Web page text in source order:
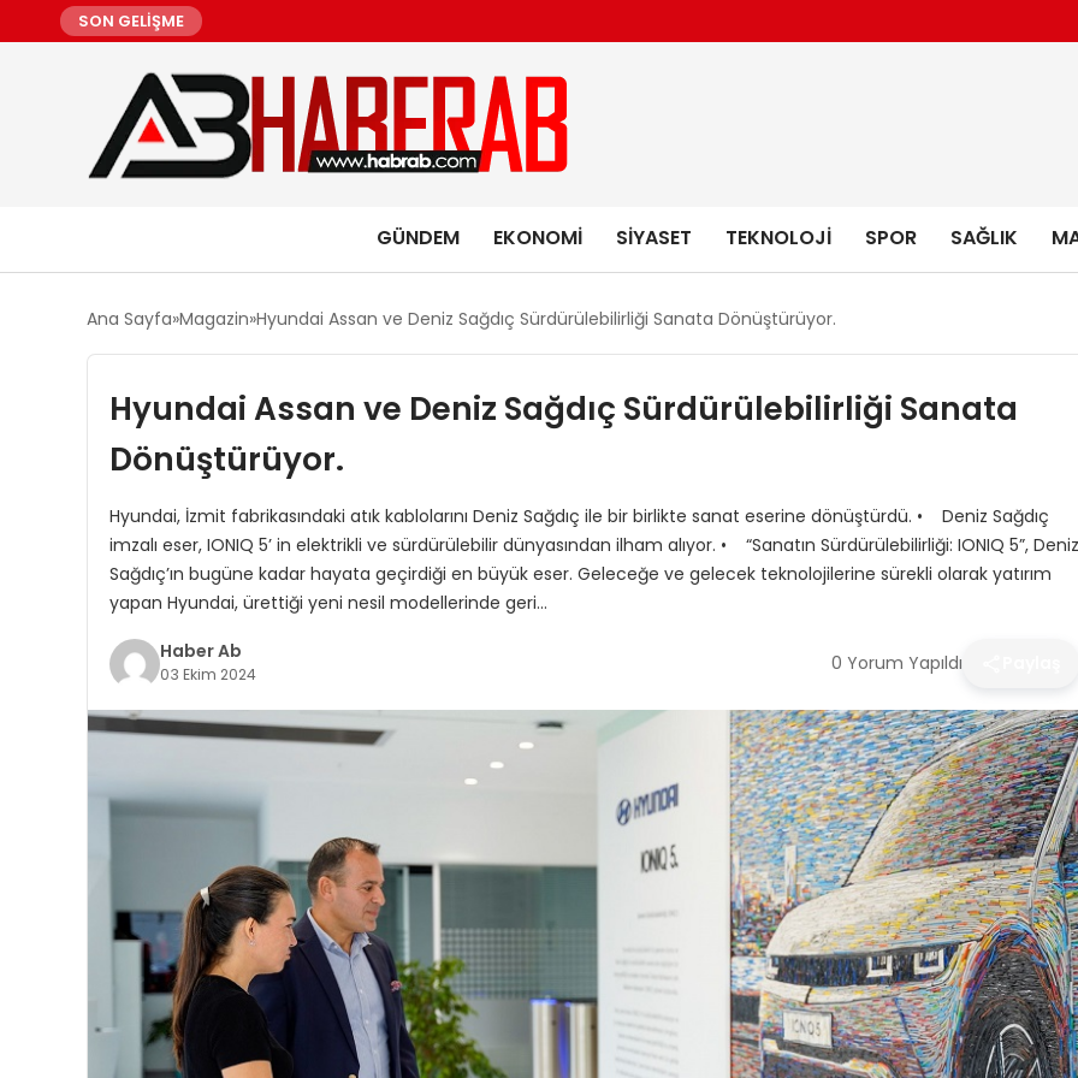
SON GELİŞME
GÜNDEM EKONOMI SIYASET TEKNOLOJI SPOR SAĞLIK
Ana Sayfa Magazin Hyundai Assan ve Deniz Sağdıç Sürdürülebilirliği Sanata Dönüştürüyor.
Hyundai Assan ve Deniz Sağdıç Sürdürülebilirliği Sanata
Dönüştürüyor.
Hyundai, İzmit fabrikasındaki atık kablolarını Deniz Sağdıç ile bir birlikte sanat eserine dönüştürdü. • Deniz Sağdıç
imzalı eser, IONIQ 5’ in elektrikli ve sürdürülebilir dünyasından ilham alıyor. • “Sanatın Sürdürülebilirliği: IONIQ 5”, Deniz
Sağdıç’ın bugüne kadar hayata geçirdiği en büyük eser. Geleceğe ve gelecek teknolojilerine sürekli olarak yatırım
yapan Hyundai, ürettiği yeni nesil modellerinde geri…
Haber Ab
03 Ekim 2024 0 Yorum Yapıldı